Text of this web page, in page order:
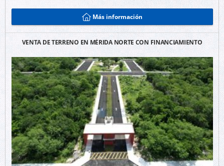
Más información
VENTA DE TERRENO EN MÉRIDA NORTE CON FINANCIAMIENTO